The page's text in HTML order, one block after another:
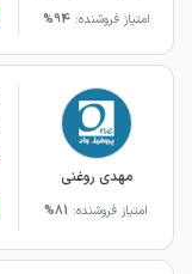
امتیاز فروشنده:94%
مهدی روغنی
امتیاز فروشنده: 81%